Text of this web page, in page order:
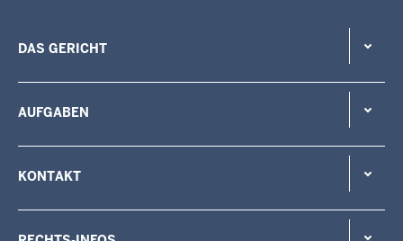
DAS GERICHT
AUFGABEN
KONTAKT